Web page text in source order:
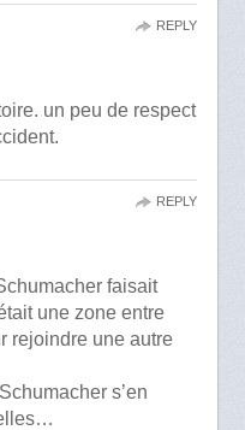
un peu de respect
REPLY
faisait
une zone entre
rejoindre une autre
s’en
REPLY